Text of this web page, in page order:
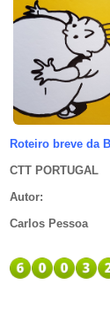
Roteiro breve da
CTT PORTUGAL
Autor:
Carlos Pessoa